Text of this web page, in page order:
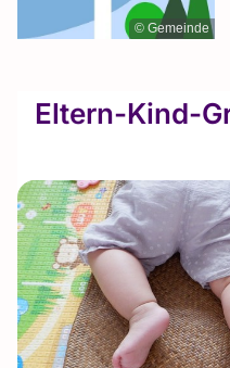
© Gemeinde
Eltern-Kind-